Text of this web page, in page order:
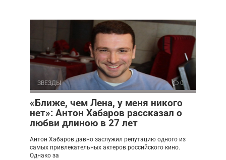
ЗВЕЗДЫ 0
«Ближе, чем Лена, у меня никого
нет»: Антон Хабаров рассказал о
любви длиною в 27 лет
Антон Хабаров давно заслужил репутацию одного из
самых привлекательных актеров российского кино.
Однако за